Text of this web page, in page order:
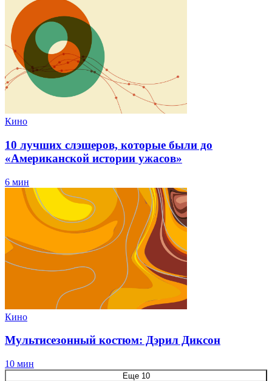
Кино
10 лучших слэшеров, которые были до
«Американской истории ужасов»
6 мин
Кино
Мультисезонный костюм: Дэрил Диксон
10 мин
Еще 10